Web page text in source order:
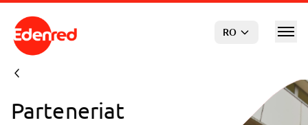
Sari la conținutul principal
RO
Parteneriat